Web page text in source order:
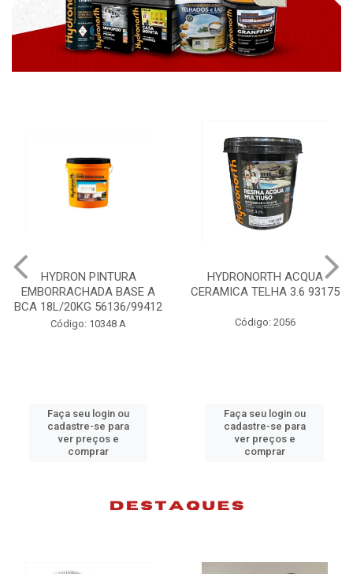
PINTURA
BASE A
20KG 56136/99412
10348 A
seu login ou
se para
ver preços e
HYDRONORTH ACQUA
CERAMICA TELHA 3.6 93175
Código: 2056
Faça seu login ou
cadastre-se para
ver preços e